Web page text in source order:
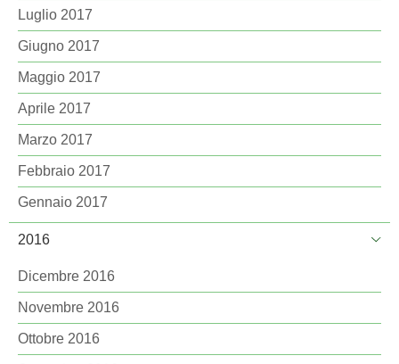
Luglio 2017
Giugno 2017
Maggio 2017
Aprile 2017
Marzo 2017
Febbraio 2017
Gennaio 2017
2016
Dicembre 2016
Novembre 2016
Ottobre 2016